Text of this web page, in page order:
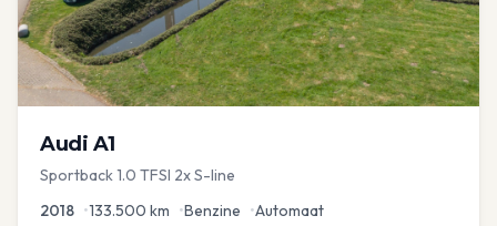
Audi A1
Sportback 1.0 TFSI 2x S-line
2018 •133.500 km •Benzine •Automaat